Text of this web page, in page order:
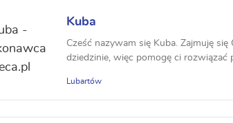
Kuba
Cześć nazywam się Kuba. Zajmuję
dziedzinie, więc pomogę ci
Lubartów